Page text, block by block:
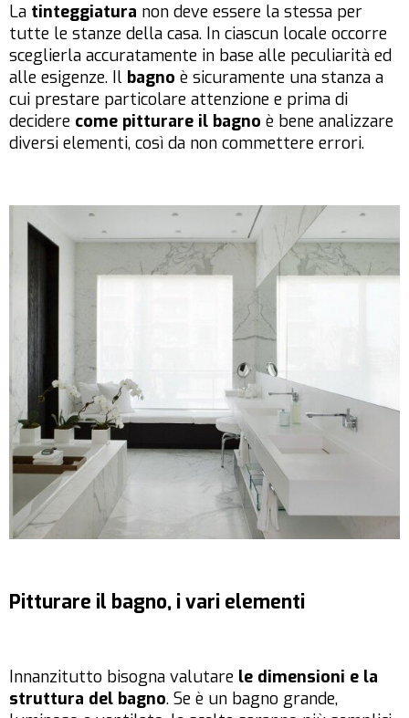
La tinteggiatura non deve essere la stessa per
tutte le stanze della casa. In ciascun locale occorre
sceglierla accuratamente in base alle peculiarità ed
alle esigenze. Il bagno è sicuramente una stanza a
cui prestare particolare attenzione e prima di
decidere come pitturare il bagno è bene analizzare
diversi elementi, così da non commettere errori.
Pitturare il bagno, i vari elementi
Innanzitutto bisogna valutare le dimensioni e la
struttura del bagno. Se è un bagno grande,